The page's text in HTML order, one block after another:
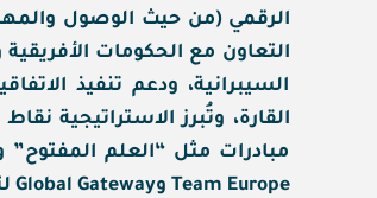
الرقمي (من حيث الوصول
التعاون مع الحكومات
السيبرانية، ودعم تنفيذ
القارة، وتُبرز الاستراتيجية
مبادرات مثل “العلم المفتوح”
Team Europe وGlobal Gateway لتعزيز المشروعات الرقمية والتنموية.